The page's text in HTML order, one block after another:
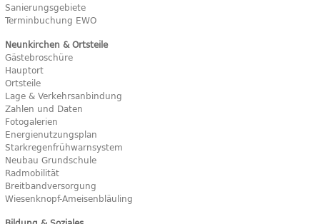
Sanierungsgebiete
Terminbuchung EWO
Neunkirchen & Ortsteile
Gästebroschüre
Hauptort
Ortsteile
Lage & Verkehrsanbindung
Zahlen und Daten
Fotogalerien
Energienutzungsplan
Starkregenfrühwarnsystem
Neubau Grundschule
Radmobilität
Breitbandversorgung
Wiesenknopf-Ameisenbläuling